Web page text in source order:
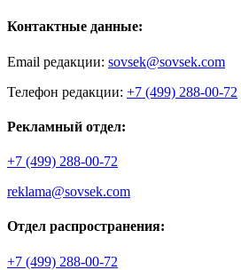
Контактные данные:
Email редакции: sovsek@sovsek.com
Телефон редакции: +7 (499) 288-00-72
Рекламный отдел:
+7 (499) 288-00-72
reklama@sovsek.com
Отдел распространения:
+7 (499) 288-00-72